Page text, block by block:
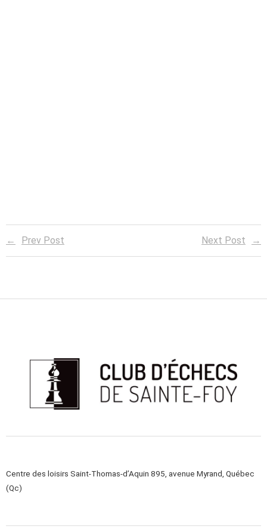
Prev Post Next Post
Centre des loisirs Saint-Thomas-d’Aquin 895, avenue Myrand, Québec
(Qc)